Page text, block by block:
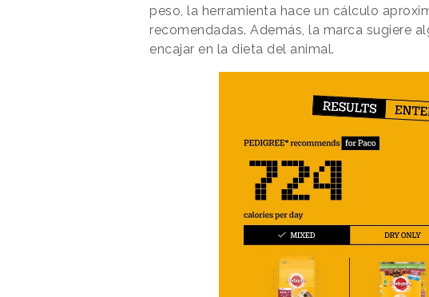
peso, la herramienta hace un cálculo
recomendadas. Además, la marca sugiere
encajar en la dieta del animal.